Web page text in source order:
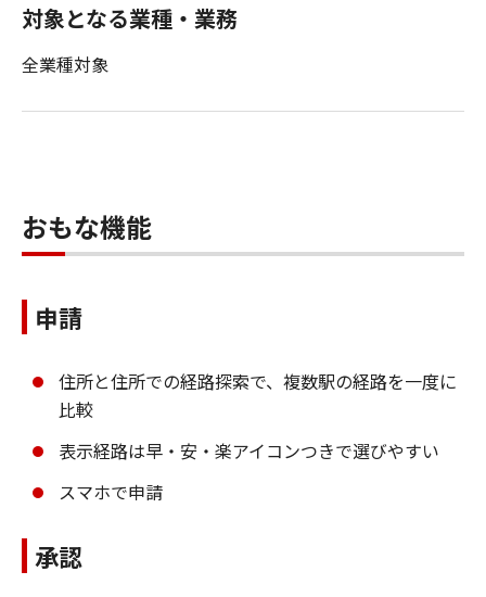
対象となる業種・業務
全業種対象
おもな機能
申請
住所と住所での経路探索で、複数駅の経路を一度に
比較
表示経路は早・安・楽アイコンつきで選びやすい
スマホで申請
承認